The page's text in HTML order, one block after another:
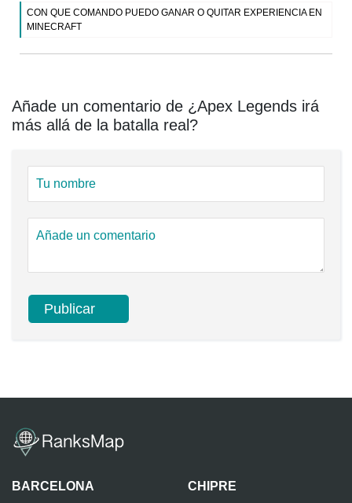
CON QUE COMANDO PUEDO GANAR O QUITAR EXPERIENCIA EN
MINECRAFT
Añade un comentario de ¿Apex Legends irá
más allá de la batalla real?
BARCELONA CHIPRE